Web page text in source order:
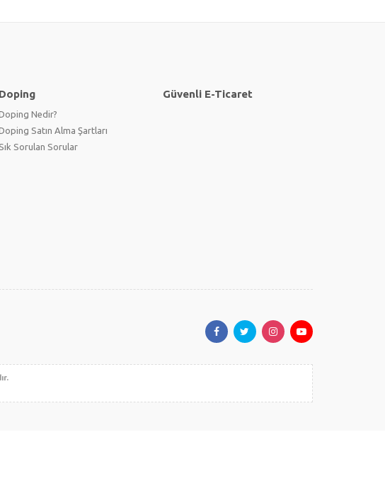
Doping
Nedir?
Satın Alma Şartları
Sık Sorulan Sorular
Güvenli E-Ticaret